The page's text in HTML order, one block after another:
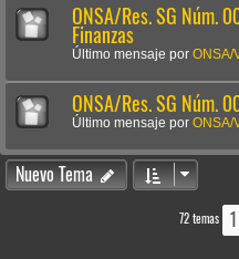
ONSA/Res. SG Núm.
Finanzas
Último mensaje por ONSA/
ONSA/Res. SG Núm.
Último mensaje por ONSA/
Nuevo Tema
72 temas 1